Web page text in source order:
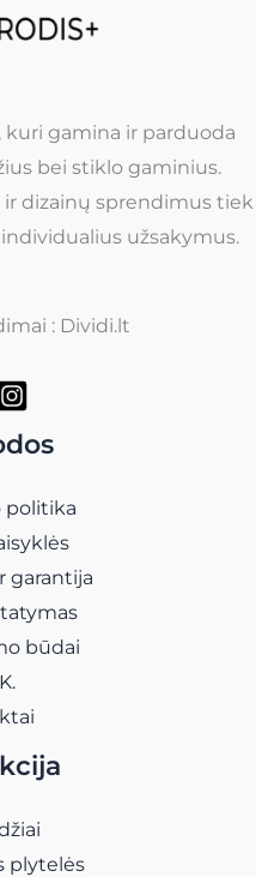
kuri gamina ir parduoda
bei stiklo gaminius.
dizainų sprendimus tiek
užsakymus.
: Dividi.lt
politika
garantija
būdai
plytelės